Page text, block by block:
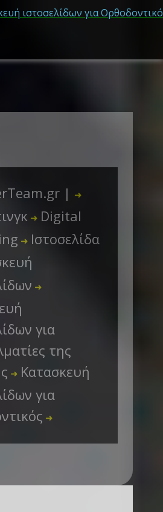
| ➜
➜ Digital
➜ Ιστοσελίδα
➜
για
της
➜ Κατασκευή
για
➜